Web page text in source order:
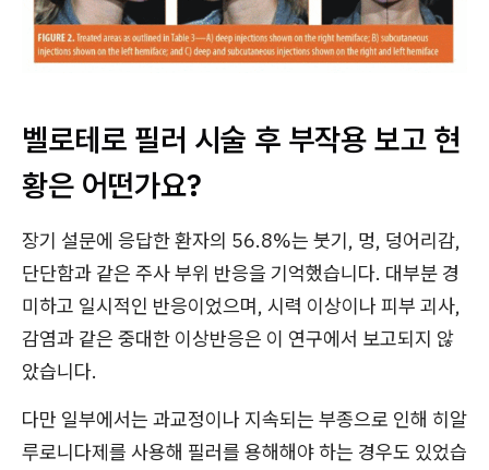
벨로테로 필러 시술 후 부작용 보고 현
황은 어떤가요?
장기 설문에 응답한 환자의 56.8%는 붓기, 멍, 덩어리감,
단단함과 같은 주사 부위 반응을 기억했습니다. 대부분 경
미하고 일시적인 반응이었으며, 시력 이상이나 피부 괴사,
감염과 같은 중대한 이상반응은 이 연구에서 보고되지 않
았습니다.
다만 일부에서는 과교정이나 지속되는 부종으로 인해 히알
루로니다제를 사용해 필러를 용해해야 하는 경우도 있었습